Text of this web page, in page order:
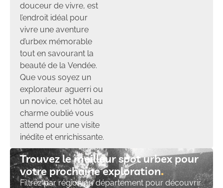
douceur de vivre, est
l’endroit idéal pour
vivre une aventure
d’urbex mémorable
tout en savourant la
beauté de la Vendée.
Que vous soyez un
explorateur aguerri ou
un novice, cet hôtel au
charme oublié vous
attend pour une visite
inédite et enrichissante.
Trouvez le meilleur spot urbex pour
votre prochaine exploration​
Filtrez par région ou département pour découvrir